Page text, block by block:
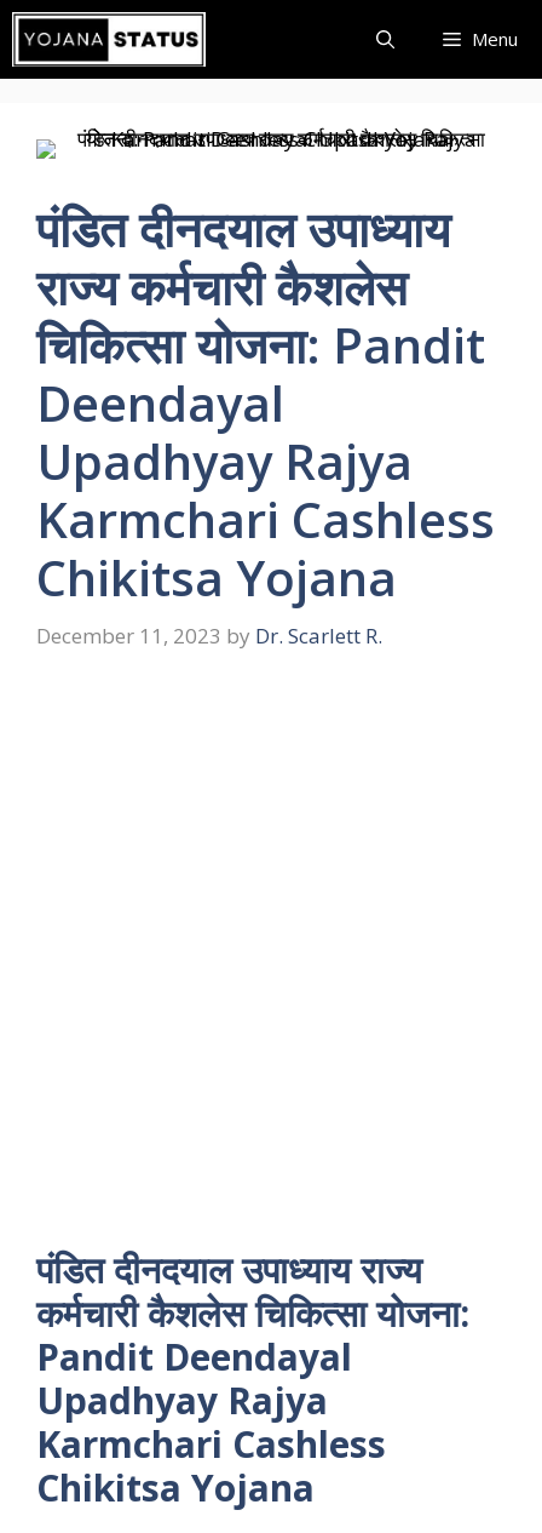
Skip
content
Menu
पंडित दीनदयाल उपाध्याय
राज्य कर्मचारी कैशलेस
चिकित्सा योजना: Pandit
Deendayal
Upadhyay Rajya
Karmchari Cashless
Chikitsa Yojana
December 11, 2023 by Dr. Scarlett R.
पंडित दीनदयाल उपाध्याय राज्य
कर्मचारी कैशलेस चिकित्सा योजना:
Pandit Deendayal
Upadhyay Rajya
Karmchari Cashless
Chikitsa Yojana